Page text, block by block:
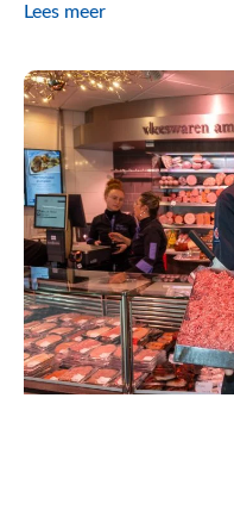
Lees meer